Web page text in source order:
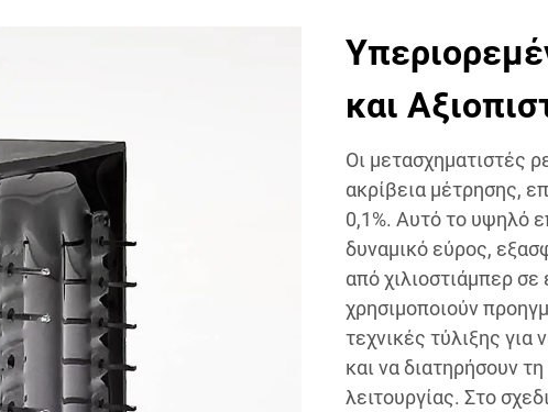
και
Οι μετασχηματιστές
ακρίβεια μέτρησης,
0,1%. Αυτό το υψηλό
δυναμικό εύρος,
από χιλιοστιάμπερ
χρησιμοποιούν
τεχνικές τύλιξης
και να διατηρήσουν
λειτουργίας. Στο